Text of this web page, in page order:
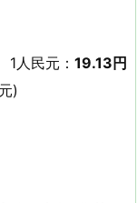
1人民元： 19.13円
)